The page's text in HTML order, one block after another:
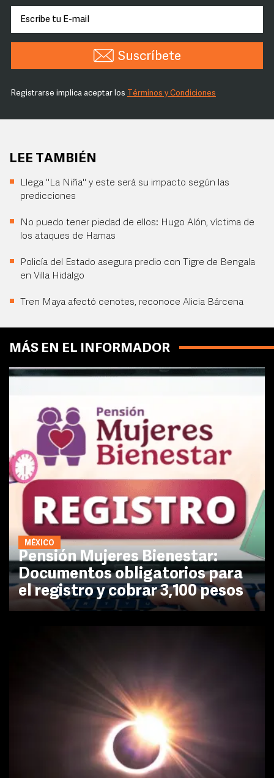
Suscríbete
Registrarse implica aceptar los Términos y Condiciones
LEE TAMBIÉN
Llega "La Niña" y este será su impacto según las
predicciones
No puedo tener piedad de ellos: Hugo Alón, víctima de
los ataques de Hamas
Policía del Estado asegura predio con Tigre de Bengala
en Villa Hidalgo
Tren Maya afectó cenotes, reconoce Alicia Bárcena
MÁS EN EL INFORMADOR
MÉXICO
Pensión Mujeres Bienestar:
Documentos obligatorios para
el registro y cobrar 3,100 pesos